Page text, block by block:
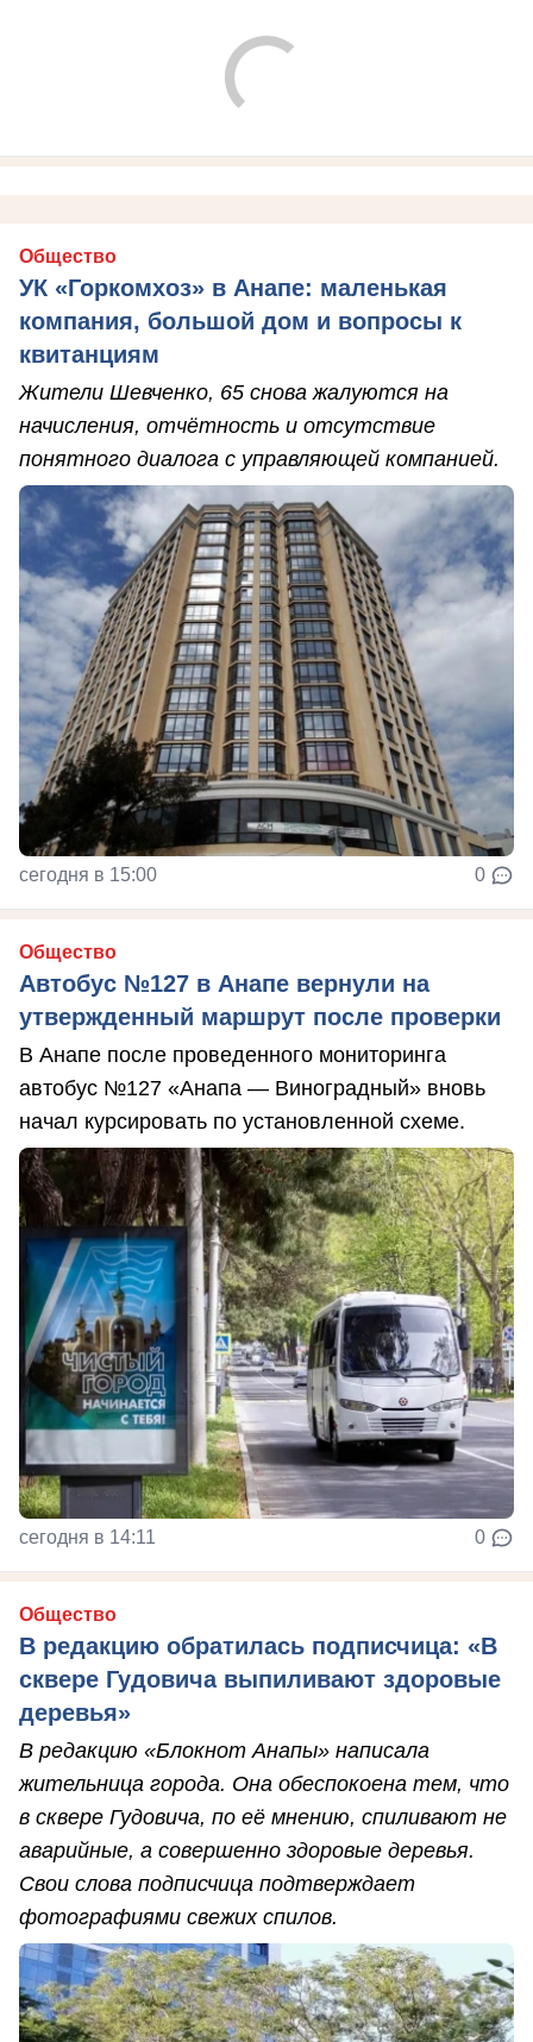
Общество
УК «Горкомхоз» в Анапе: маленькая
компания, большой дом и вопросы к
квитанциям
Жители Шевченко, 65 снова жалуются на
начисления, отчётность и отсутствие
понятного диалога с управляющей компанией.
сегодня в 15:00 0
Общество
Автобус №127 в Анапе вернули на
утвержденный маршрут после проверки
В Анапе после проведенного мониторинга
автобус №127 «Анапа — Виноградный» вновь
начал курсировать по установленной схеме.
сегодня в 14:11 0
Общество
В редакцию обратилась подписчица: «В
сквере Гудовича выпиливают здоровые
деревья»
В редакцию «Блокнот Анапы» написала
жительница города. Она обеспокоена тем, что
в сквере Гудовича, по её мнению, спиливают не
аварийные, а совершенно здоровые деревья.
Свои слова подписчица подтверждает
фотографиями свежих спилов.